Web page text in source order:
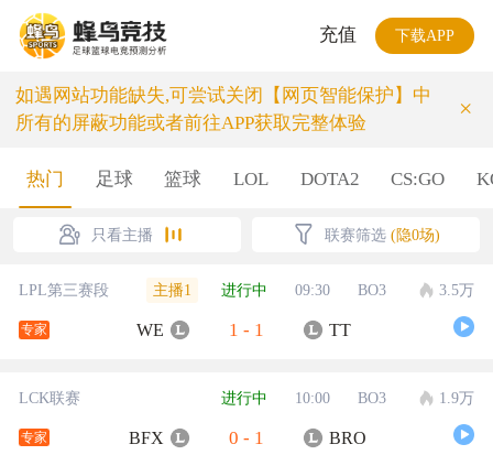
充值 下载APP
如遇网站功能缺失,可尝试关闭【网页智能保护】中
所有的屏蔽功能或者前往APP获取完整体验
×
热门 足球 篮球 LOL DOTA2 CS:GO
只看主播 联赛筛选 (隐0场)
LPL第三赛段 主播1 进行中 09:30 BO3 3.5万
专家 WE 1 - 1 TT
LCK联赛 进行中 10:00 BO3 1.9万
专家 BFX 0 - 1 BRO